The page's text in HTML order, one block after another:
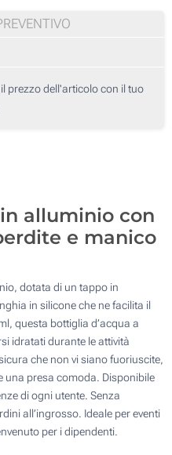
prezzo dell'articolo con il tuo
alluminio con
e manico
dotata di un tappo in
in silicone che ne facilita il
questa bottiglia d’acqua a
idratati durante le attività
che non vi siano fuoriuscite,
una presa comoda. Disponibile
di ogni utente. Senza
all’ingrosso. Ideale per eventi
per i dipendenti.